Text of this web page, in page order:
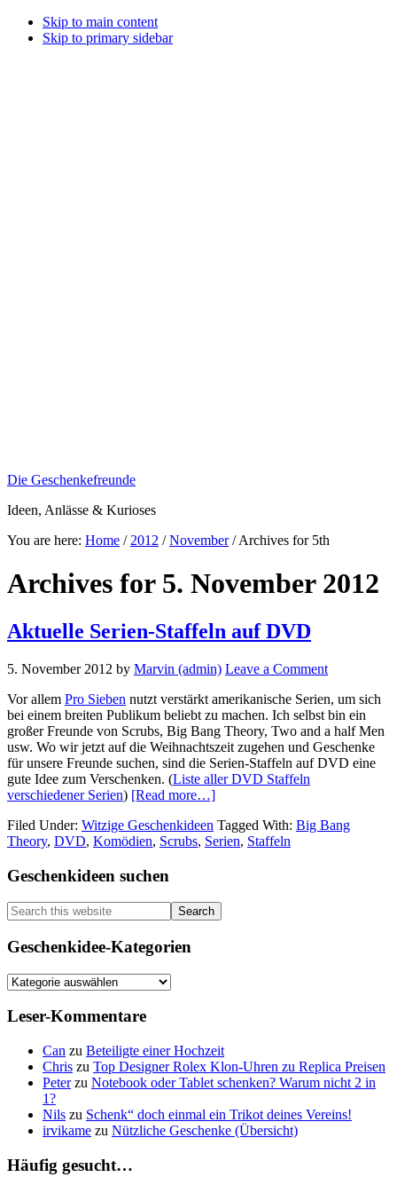
Skip to main content
Skip to primary sidebar
Die Geschenkefreunde
Ideen, Anlässe & Kurioses
You are here: Home / 2012 / November /Archives for 5th
Archives for 5. November 2012
Aktuelle Serien-Staffeln auf DVD
5. November 2012 by Marvin (admin) Leave a Comment
Vor allem Pro Sieben nutzt verstärkt amerikanische Serien, um sich
bei einem breiten Publikum beliebt zu machen. Ich selbst bin ein
großer Freunde von Scrubs, Big Bang Theory, Two and a half Men
usw. Wo wir jetzt auf die Weihnachtszeit zugehen und Geschenke
für unsere Freunde suchen, sind die Serien-Staffeln auf DVD eine
gute Idee zum Verschenken. (Liste aller DVD Staffeln
verschiedener Serien) [Read more…]about
Serien-
Staffeln
Filed Under: Witzige Geschenkideen Tagged With: Big Bang
Theory, DVD, Komödien, Scrubs, Serien, Staffeln
Primary
Sidebar
Geschenkideen suchen
Search
this
website
Geschenkidee-Kategorien
Geschenkidee-
Leser-Kommentare
Can zu Beteiligte einer Hochzeit
Chris zu Top Designer Rolex Klon-Uhren zu Replica Preisen
Peterzu Notebook oder Tablet schenken? Warum nicht 2 in
1?
Nils zu Schenk“ doch einmal ein Trikot deines Vereins!
irvikame zu Nützliche Geschenke (Übersicht)
Häufig gesucht…